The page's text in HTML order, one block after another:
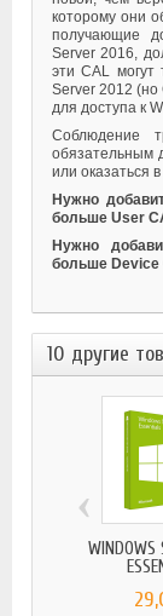
которому они
получающие
Server 2016,
эти CAL могут
Server 2012 (но
для доступа к
Соблюдение
обязательным
или оказаться
Нужно
больше User
Нужно
больше Device
10 другие
WINDOWS
‹